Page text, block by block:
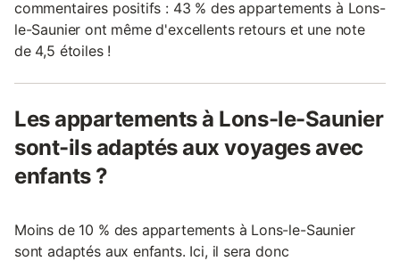
commentaires positifs : 43 % des appartements à Lons-
le-Saunier ont même d'excellents retours et une note
de 4,5 étoiles !
Les appartements à Lons-le-Saunier
sont-ils adaptés aux voyages avec
enfants ?
Moins de 10 % des appartements à Lons-le-Saunier
sont adaptés aux enfants. Ici, il sera donc